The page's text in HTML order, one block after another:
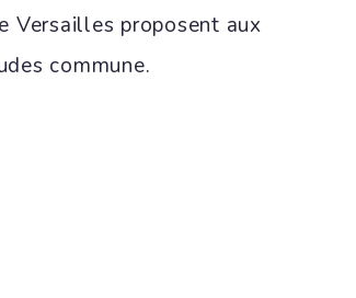
Versailles proposent aux
commune.